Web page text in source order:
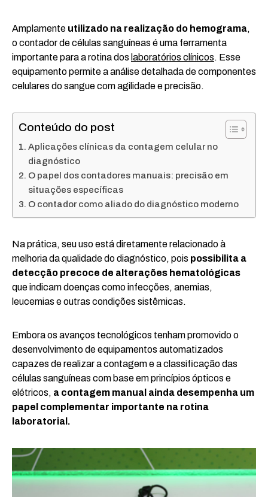
Amplamente utilizado na realização do hemograma,
o contador de células sanguíneas é uma ferramenta
importante para a rotina dos laboratórios clínicos. Esse
equipamento permite a análise detalhada de componentes
celulares do sangue com agilidade e precisão.
Conteúdo do post
Aplicações clínicas da contagem celular no
diagnóstico
O papel dos contadores manuais: precisão em
situações específicas
O contador como aliado do diagnóstico moderno
Na prática, seu uso está diretamente relacionado à
melhoria da qualidade do diagnóstico, pois possibilita a
detecção precoce de alterações hematológicas
que indicam doenças como infecções, anemias,
leucemias e outras condições sistêmicas.
Embora os avanços tecnológicos tenham promovido o
desenvolvimento de equipamentos automatizados
capazes de realizar a contagem e a classificação das
células sanguíneas com base em princípios ópticos e
elétricos, a contagem manual ainda desempenha um
papel complementar importante na rotina
laboratorial.